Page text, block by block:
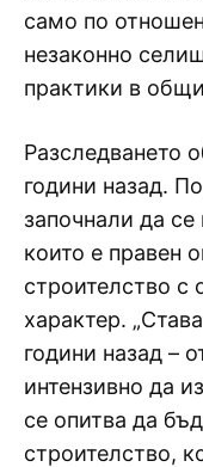
само по
незаконно
практики в
Разследването
години назад.
започнали да
които е правен
строителство с
характер.
години назад –
интензивно да
се опитва да
строителство,